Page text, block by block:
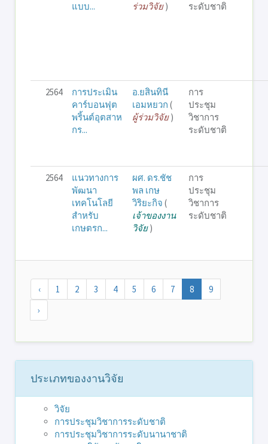
แบบ...
ร่วมวิจัย)
ระดับชาติ
2564
การประเมิน
คาร์บอนฟุต
พริ้นต์อุตสาห
กร...
อ.ยสินทินี
เอมหยวก (
ผู้ร่วมวิจัย)
การ
ประชุม
วิชาการ
ระดับชาติ
2564
แนวทางการ
พัฒนา
เทคโนโลยี
สำหรับ
เกษตรก...
ผศ. ดร.ชัช
พล เกษ
วิริยะกิจ (
เจ้าของงาน
วิจัย)
การ
ประชุม
วิชาการ
ระดับชาติ
‹ 1 2 3 4 5 6 7 8
9
›
ประเภทของงานวิจัย
วิจัย
การประชุมวิชาการระดับชาติ
การประชุมวิชาการระดับนานาชาติ